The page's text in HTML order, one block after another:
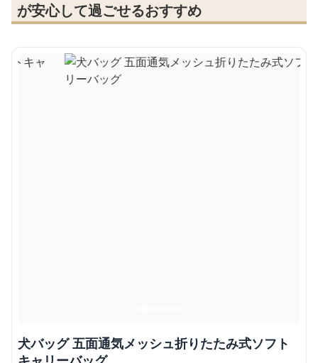
が安心して過ごせるおすすめ
犬バッグ 五面通気メッシュ折りたたみ式ソフト